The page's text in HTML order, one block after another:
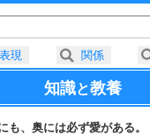
知識と教養
も、奥には必ず愛がある。
表現 関係